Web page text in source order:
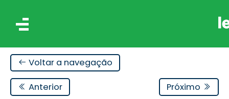
Voltar a navegação
Anterior Próximo